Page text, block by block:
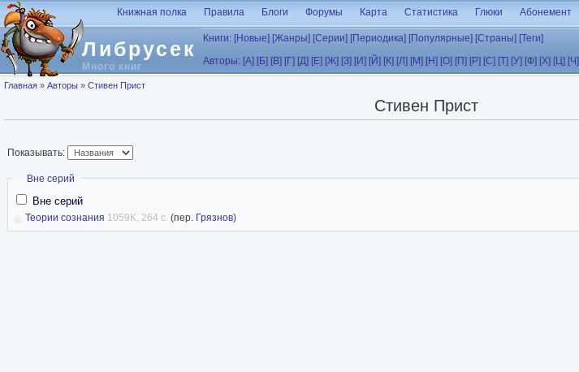
Перейти к основному содержанию
Либрусек
Много книг
Книжная полка Правила Блоги Форумы Карта Статистика Глюки Абонемент
Книги: [Новые] [Жанры] [Серии] [Периодика] [Популярные] [Страны] [Теги]
Авторы: [А] [Б] [В] [Г] [Д] [Е] [Ж] [З] [И] [Й] [К] [Л] [М] [Н] [О] [П] [Р] [С] [Т] [У] [Ф] [Х] [Ц] [Ч]
Вы здесь
Главная » Авторы » Стивен Прист
Стивен Прист
Показывать:
Скрыть
Вне серий
Вне серий
Теории сознания 1059K, 264 с. (пер. Грязнов)